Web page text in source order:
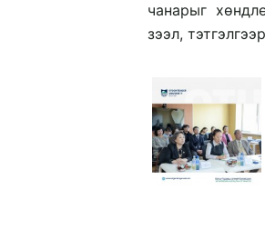
чанарыг
зээл,